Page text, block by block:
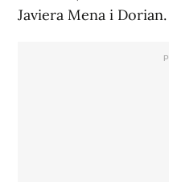
Javiera Mena i Dorian.